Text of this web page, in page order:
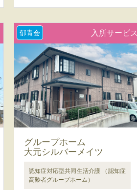
郁青会 入所サービス
グループホーム
大元シルバーメイツ
認知症対応型共同生活介護 （認知症
高齢者グループホーム）